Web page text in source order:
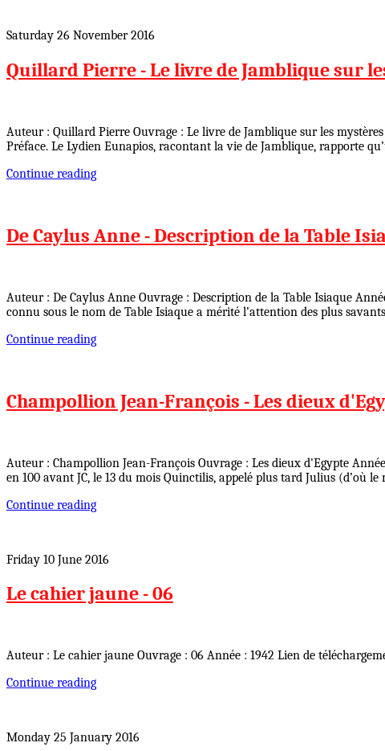
Saturday 26 November 2016
Quillard Pierre - Le livre de Jamblique sur
Auteur : Quillard Pierre Ouvrage : Le livre de Jamblique sur les
Préface. Le Lydien Eunapios, racontant la vie de Jamblique, rapporte
Continue reading
De Caylus Anne - Description de la Table
Auteur : De Caylus Anne Ouvrage : Description de la Table Isiaque
connu sous le nom de Table Isiaque a mérité l’attention des plus
Continue reading
Champollion Jean-François - Les dieux
Auteur : Champollion Jean-François Ouvrage : Les dieux d'Egypte
en 100 avant JC, le 13 du mois Quinctilis, appelé plus tard Julius (d’où
Continue reading
Friday 10 June 2016
Le cahier jaune - 06
Auteur : Le cahier jaune Ouvrage : 06 Année : 1942 Lien de
Continue reading
Monday 25 January 2016